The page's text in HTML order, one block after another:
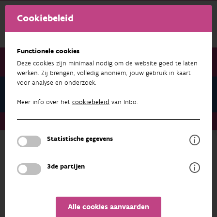
Cookiebeleid
Functionele cookies
Deze cookies zijn minimaal nodig om de website goed te laten
werken. Zij brengen, volledig anoniem, jouw gebruik in kaart
voor analyse en onderzoek.
Meer info over het cookiebeleid van Inbo.
Statistische gegevens
3de partijen
Alle cookies aanvaarden
Opendatabeleid
Waarom open data?
en Bosonderzoek (INBO) aan dat het inzicht wil